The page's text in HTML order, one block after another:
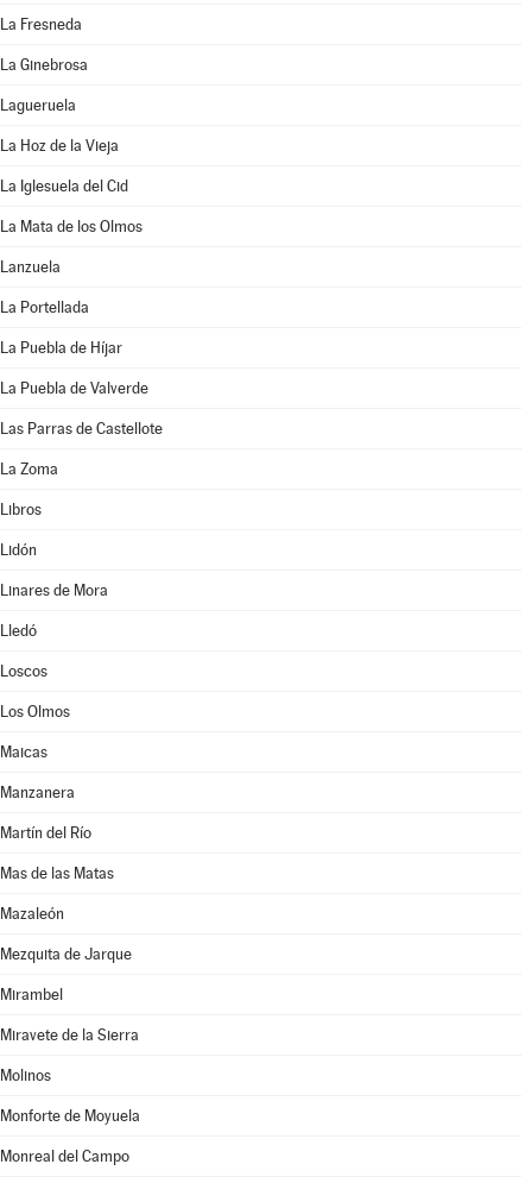
La Fresneda
La Ginebrosa
Lagueruela
La Hoz de la Vieja
La Iglesuela del Cid
La Mata de los Olmos
Lanzuela
La Portellada
La Puebla de Híjar
La Puebla de Valverde
Las Parras de Castellote
La Zoma
Libros
Lidón
Linares de Mora
Lledó
Loscos
Los Olmos
Maicas
Manzanera
Martín del Río
Mas de las Matas
Mazaleón
Mezquita de Jarque
Mirambel
Miravete de la Sierra
Molinos
Monforte de Moyuela
Monreal del Campo